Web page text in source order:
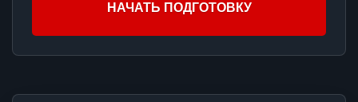
НАЧАТЬ ПОДГОТОВКУ